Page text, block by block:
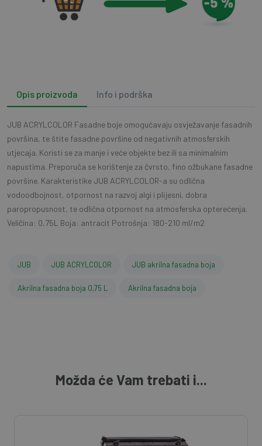
Opis proizvoda Info i podrška
JUB ACRYLCOLOR Fasadne boje omogućavaju osvježavanje fasadnih
površina, te štite fasadne površine od negativnih atmosferskih
utjecaja. Koristi se za manje i veće objekte bez ili sa minimalnim
napustima. Preporuča se korištenje za čvrsto, fino ožbukane fasadne
površine. Karakteristike JUB ACRYLCOLOR-a su odlična
vodoodbojnost, otpornost na razvoj algi i plijesni, dobra
paropropusnost, te odlična otpornost na atmosferska opterećenja.
Veličina: 0,75L Boja: antracit Potrošnja: 180-210 ml/m2
JUB JUB ACRYLCOLOR JUB akrilna fasadna boja
Akrilna fasadna boja 0,75 L Akrilna fasadna boja
Možda će Vam trebati i...